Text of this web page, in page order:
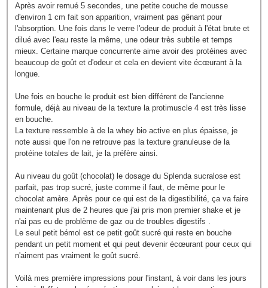
Après avoir remué 5 secondes, une petite couche de mousse
d'environ 1 cm fait son apparition, vraiment pas gênant pour
l'absorption. Une fois dans le verre l'odeur de produit à l'état brute et
dilué avec l'eau reste la même, une odeur très subtile et temps
mieux. Certaine marque concurrente aime avoir des protéines avec
beaucoup de goût et d'odeur et cela en devient vite écœurant à la
longue.
Une fois en bouche le produit est bien différent de l'ancienne
formule, déjà au niveau de la texture la protimuscle 4 est très lisse
en bouche.
La texture ressemble à de la whey bio active en plus épaisse, je
note aussi que l'on ne retrouve pas la texture granuleuse de la
protéine totales de lait, je la préfère ainsi.
Au niveau du goût (chocolat) le dosage du Splenda sucralose est
parfait, pas trop sucré, juste comme il faut, de même pour le
chocolat amère. Après pour ce qui est de la digestibilité, ça va faire
maintenant plus de 2 heures que j'ai pris mon premier shake et je
n'ai pas eu de problème de gaz ou de troubles digestifs .
Le seul petit bémol est ce petit goût sucré qui reste en bouche
pendant un petit moment et qui peut devenir écœurant pour ceux qui
n'aiment pas vraiment le goût sucré.
Voilà mes première impressions pour l'instant, à voir dans les jours